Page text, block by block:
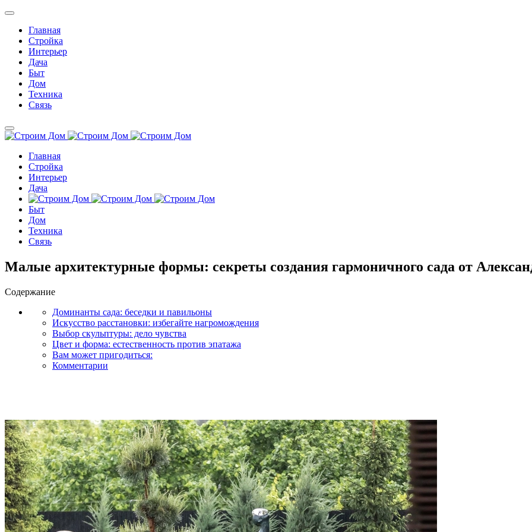
Главная
Стройка
Интерьер
Дача
Быт
Дом
Техника
Связь
Главная
Стройка
Интерьер
Дача
Быт
Дом
Техника
Связь
Малые архитектурные формы: секреты создания гармоничного сада от
Содержание
Доминанты сада: беседки и павильоны
Искусство расстановки: избегайте нагромождения
Выбор скульптуры: дело чувства
Цвет и форма: естественность против эпатажа
Вам может пригодиться:
Комментарии